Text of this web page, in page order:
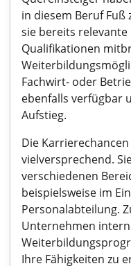
in diesem Beruf Fuß
sie bereits
Qualifikationen
Fachwirt- oder
ebenfalls verfügbar
Aufstieg.
Die
vielversprechend.
verschiedenen
beispielsweise im
Personalabteilung.
Unternehmen
Ihre Fähigkeiten zu